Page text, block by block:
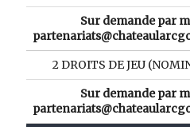
Sur demande par
2 DROITS DE JEU
Sur demande par